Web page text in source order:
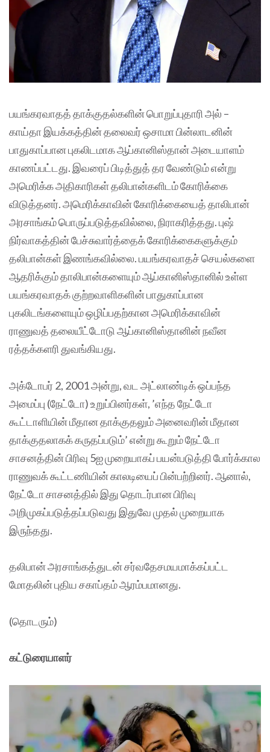
பயங்கரவாதத் தாக்குதல்களின் பொறுப்புதாரி அல் –
காய்தா இயக்கத்தின் தலைவர் ஒசாமா பின்லாடனின்
பாதுகாப்பான புகலிடமாக ஆப்கானிஸ்தான் அடையாளம்
காணப்பட்டது. இவரைப் பிடித்துத் தர வேண்டும் என்று
அமெரிக்க அதிகாரிகள் தலிபான்களிடம் கோரிக்கை
விடுத்தனர். அமெரிக்காவின் கோரிக்கையைத் தாலிபான்
அரசாங்கம் பொருப்படுத்தவில்லை, நிராகரித்தது. புஷ்
நிர்வாகத்தின் பேச்சுவார்த்தைக் கோரிக்கைகளுக்கும்
தலிபான்கள் இணங்கவில்லை. பயங்கரவாதச் செயல்களை
ஆதரிக்கும் தாலிபான்களையும் ஆப்கானிஸ்தானில் உள்ள
பயங்கரவாதக் குற்றவாளிகளின் பாதுகாப்பான
புகலிடங்களையும் ஒழிப்பதற்கான அமெரிக்காவின்
ராணுவத் தலையீட்டோடு ஆப்கானிஸ்தானின் நவீன
ரத்தக்களரி துவங்கியது.
அக்டோபர் 2, 2001 அன்று, வட அட்லாண்டிக் ஒப்பந்த
அமைப்பு (நேட்டோ) உறுப்பினர்கள், ’எந்த நேட்டோ
கூட்டாளியின் மீதான தாக்குதலும் அனைவரின் மீதான
தாக்குதலாகக் கருதப்படும்’ என்று கூறும் நேட்டோ
சாசனத்தின் பிரிவு 5ஐ முறையாகப் பயன்படுத்தி போர்க்கால
ராணுவக் கூட்டணியின் காலடியைப் பின்பற்றினர். ஆனால்,
நேட்டோ சாசனத்தில் இது தொடர்பான பிரிவு
அறிமுகப்படுத்தப்படுவது இதுவே முதல் முறையாக
இருந்தது.
தலிபான் அரசாங்கத்துடன் சர்வதேசமயமாக்கப்பட்ட
மோதலின் புதிய சகாப்தம் ஆரம்பமானது.
(தொடரும்)
கட்டுரையாளர்